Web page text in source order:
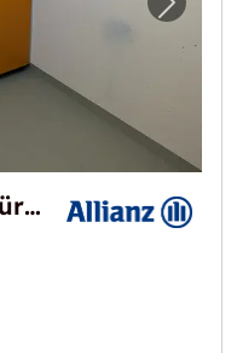
"115.0m2 Image
115.0m2 Lagerraum Zürich - Hohlstrasse 552-556